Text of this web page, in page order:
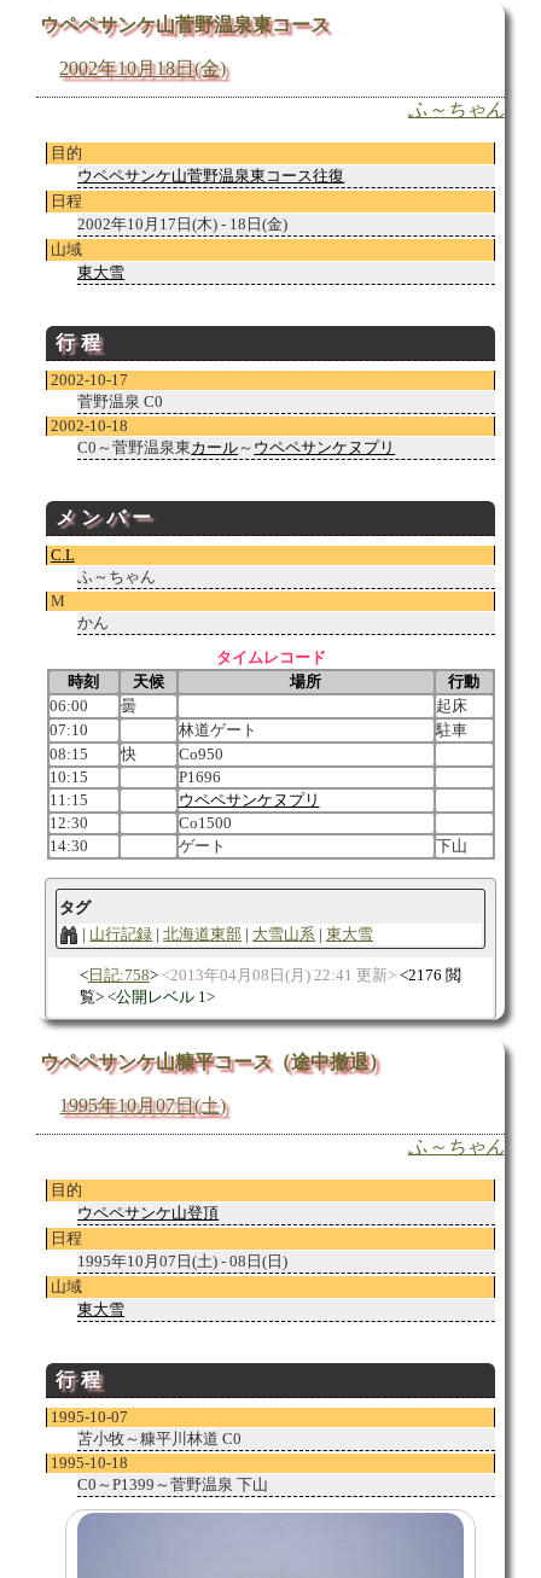
ウペペサンケ山菅野温泉東コース
2002年10月18日(金)
ふ～ちゃん
目的
ウペペサンケ山菅野温泉東コース往復
日程
2002年10月17日(木) - 18日(金)
山域
東大雪
行程
2002-10-17
菅野温泉 C0
2002-10-18
C0～菅野温泉東カール～ ウペペサンケヌプリ
メンバー
C.L
ふ～ちゃん
M
かん
タイムレコード
時刻
天候 場所
行動
06:00
曇
起床
07:10
林道ゲート
駐車
08:15
快
Co950
10:15
P1696
11:15
ウペペサンケヌプリ
12:30
Co1500
14:30
ゲート 下山
タグ
山行記録
北海道東部 大雪山系 東大雪
日記:758 2013年04月08日(月) 22:41 更新
2176 閲
覧
公開レベル 1
ウペペサンケ山糠平コース（途中撤退）
1995年10月07日(土)
ふ～ちゃん
目的
ウペペサンケ山登頂
日程
1995年10月07日(土) - 08日(日)
山域
東大雪
行程
1995-10-07
苫小牧～糠平川林道 C0
1995-10-18
C0～P1399～菅野温泉 下山